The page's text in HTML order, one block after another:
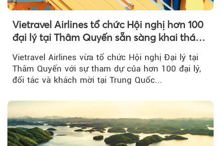
Vietravel Airlines tổ chức Hội nghị hơn 100
đại lý tại Thâm Quyến sẵn sàng khai thác
đường bay thẳng TP.HCM - Thâm Quyến
Vietravel Airlines vừa tổ chức Hội nghị Đại lý tại
Thâm Quyến với sự tham dự của hơn 100 đại lý,
đối tác và khách mời tại Trung Quốc...